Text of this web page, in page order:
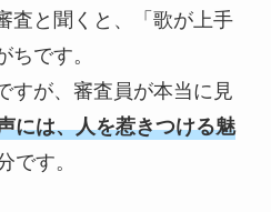
査と聞くと、「歌が上手
ちです。
すが、審査員が本当に見
には、人を惹きつける魅
です。